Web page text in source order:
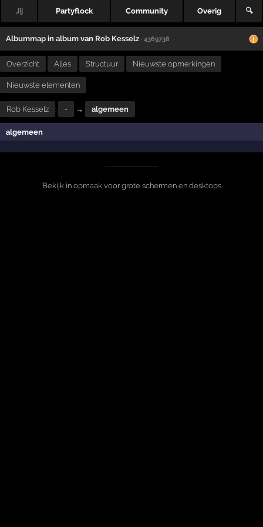
Jij Partyflock Community Overig 🔍
Albummap inalbum van Rob Kesselz · 4369738
Overzicht Alles Structuur Nieuwste opmerkingen
Nieuwste elementen
Rob Kesselz : - → algemeen
algemeen
Bekijk in opmaak voor grote schermen en desktops